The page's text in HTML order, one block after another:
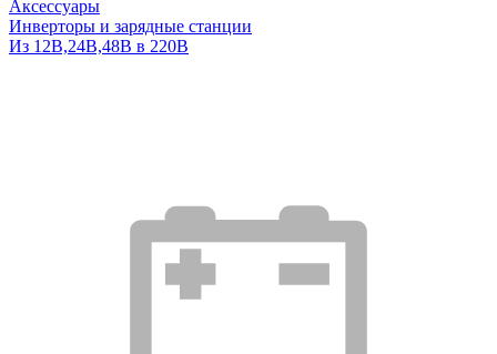
Аксессуары
Инверторы и зарядные станции
Из 12В,24В,48В в 220В